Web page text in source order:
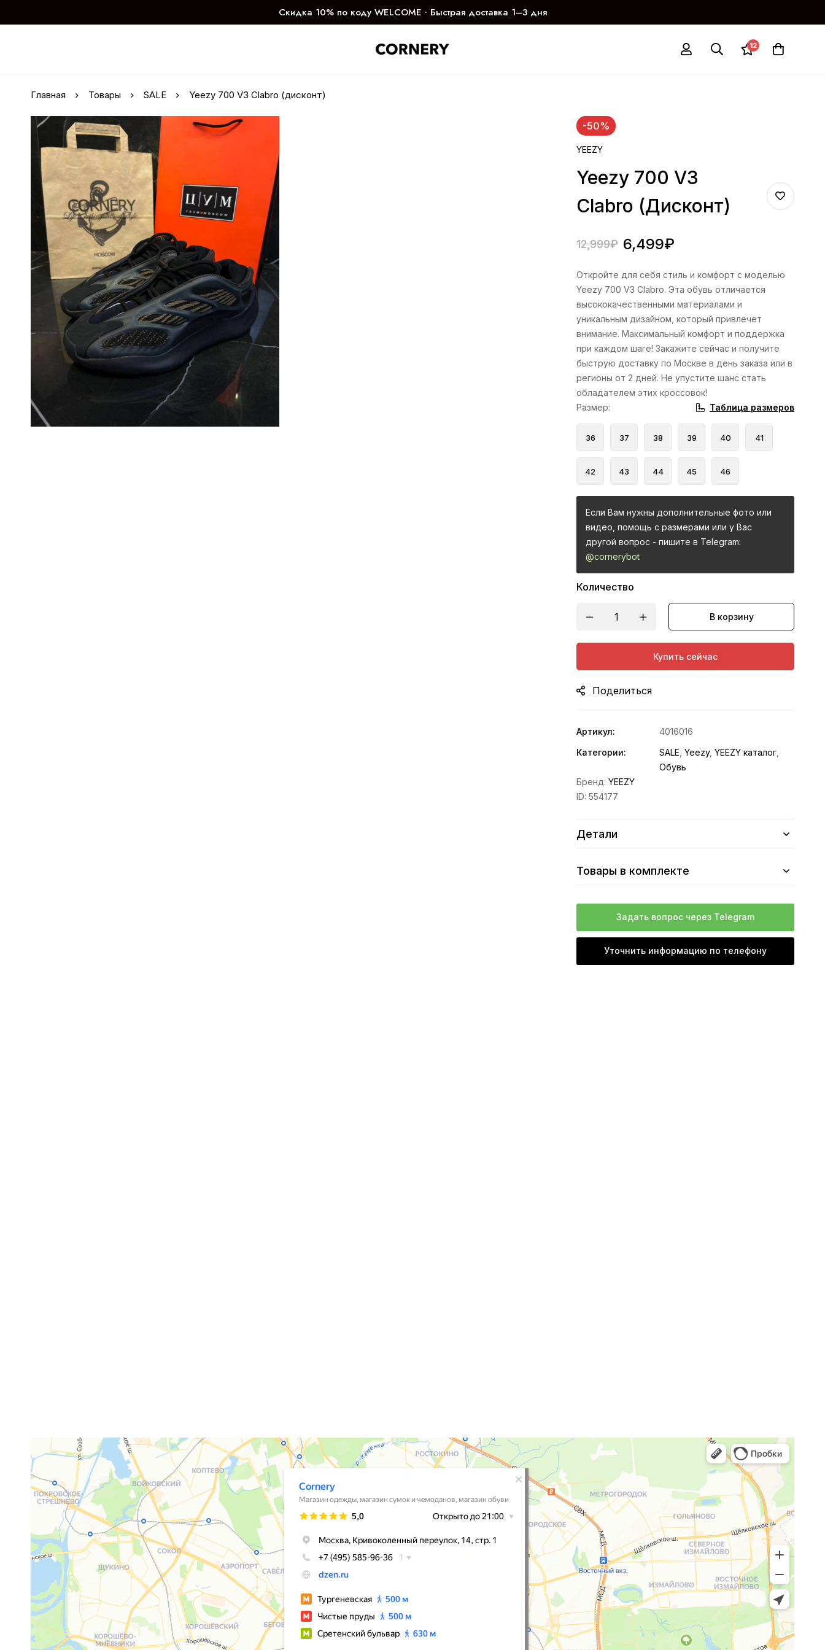
Скидка 10% по коду WELCOME ∙ Быстрая доставка 1–3 дня
12
Главная Товары SALE Yeezy 700 V3 Clabro (дисконт)
-50%
YEEZY
Yeezy 700 V3
Clabro (дисконт)
12,999₽ 6,499₽
Откройте для себя стиль и комфорт с моделью
Yeezy 700 V3 Clabro. Эта обувь отличается
высококачественными материалами и
уникальным дизайном, который привлечет
внимание. Максимальный комфорт и поддержка
при каждом шаге! Закажите сейчас и получите
быструю доставку по Москве в день заказа или в
регионы от 2 дней. Не упустите шанс стать
обладателем этих кроссовок!
Размер: Таблица размеров
36 37 38 39 40 41
42 43 44 45 46
Если Вам нужны дополнительные фото или
видео, помощь с размерами или у Вас
другой вопрос - пишите в Telegram:
@cornerybot
Количество
В корзину
Купить сейчас
Поделиться
Артикул:
4016016
Категории:
SALE ,Yeezy,YEEZY каталог
Обувь
Бренд:YEEZY
ID:554177
Детали
Товары в комплекте
Задать вопрос через Telegram
Уточнить информацию по телефону